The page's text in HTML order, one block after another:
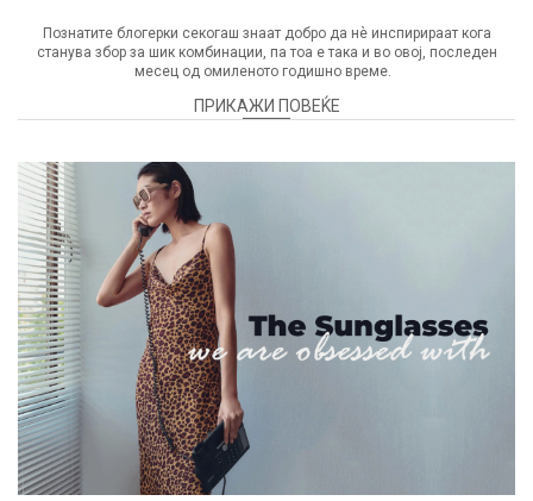
Познатите блогерки секогаш знаат добро да нè инспирираат кога
станува збор за шик комбинации, па тоа е така и во овој, последен
месец од омиленото годишно време.
ПРИКАЖИ ПОВЕЌЕ